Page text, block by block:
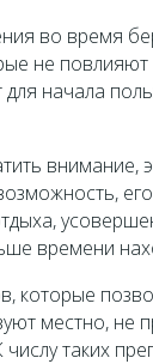
во время
не
начала
внимание,
времени
которые
местно, не
таких